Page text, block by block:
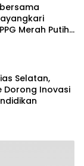
Merah Putih
Bhayangkari
Gomo
Selatan,
Dorong Inovasi